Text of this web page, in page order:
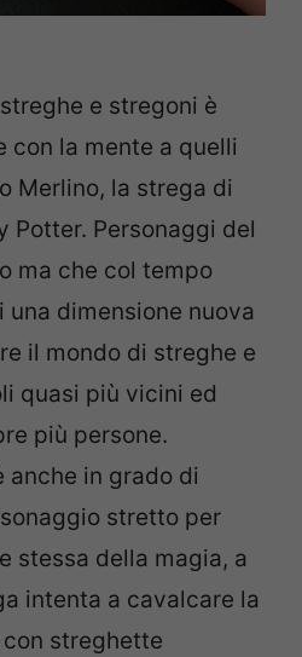
e stregoni è
con la mente a quelli
Merlino, la strega di
Potter. Personaggi del
ma che col tempo
una dimensione nuova
il mondo di streghe e
quasi più vicini ed
più persone.
anche in grado di
stretto per
stessa della magia, a
intenta a cavalcare la
streghette